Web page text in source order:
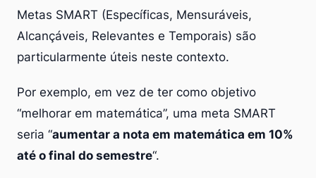
Metas SMART (Específicas, Mensuráveis,
Alcançáveis, Relevantes e Temporais) são
particularmente úteis neste contexto.
Por exemplo, em vez de ter como objetivo
“melhorar em matemática”, uma meta SMART
seria “aumentar a nota em matemática em 10%
até o final do semestre“.